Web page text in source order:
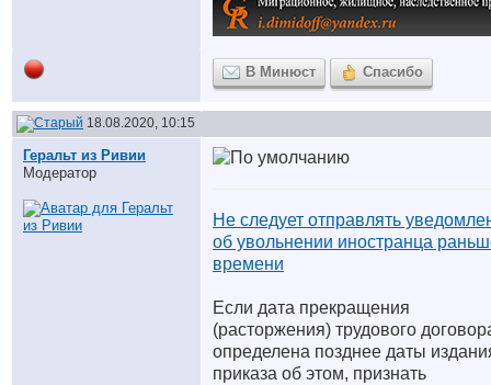
В Минюст Спасибо
18.08.2020, 10:15
Геральт из Ривии
Модератор
Не следует отправлять
об увольнении иностранца
времени
Если дата прекращения
(расторжения) трудового
определена позднее даты
приказа об этом, признать